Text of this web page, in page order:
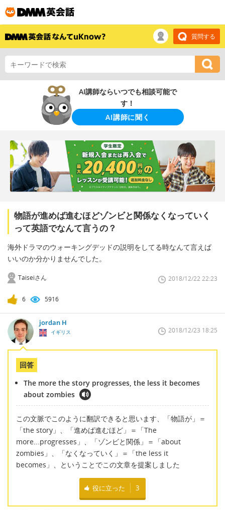
質問する
AI講師ならいつでも相談可能で
す！
AI講師に聞く
物語が進めば進むほどゾンビと関係なくなっていく
って英語でなんて言うの？
海外ドラマのウォーキングデッドの説明をしてる時なんて言えば
いいのか分かりませんでした。
Taiseiさん 2018/12/22 22:23
6 5916
jordan H
イギリス 2018/12/23 18:25
回答
The more the story progresses, the less it becomes
about zombies
この文脈でこのように翻訳できると思います、「物語が」＝
「the story」、「進めば進むほど」＝「The
more...progresses」、「ゾンビと関係」＝「about
zombies」、「なくなっていく」＝「the less it
becomes」、ということでこの文章を提案しました
役に立った 3